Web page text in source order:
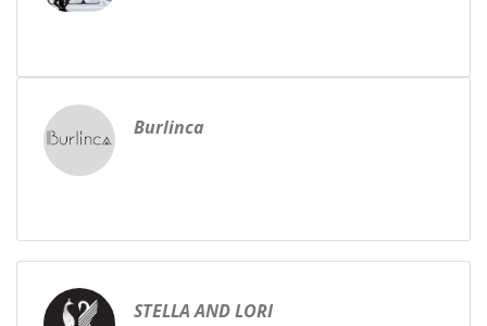
Burlinca
STELLA AND LORI